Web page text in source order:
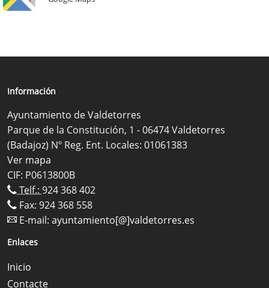
Información
Ayuntamiento de Valdetorres
Parque de la Constitución, 1 - 06474 Valdetorres
(Badajoz) Nº Reg. Ent. Locales: 01061383
Ver mapa
CIF: P0613800B
Telf.: 924 368 402
Fax: 924 368 558
E-mail: ayuntamiento[@]valdetorres.es
Enlaces
Inicio
Contacte